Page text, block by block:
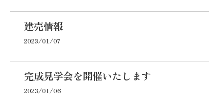
建売情報
2023/01/07
完成見学会を開催いたします
2023/01/06